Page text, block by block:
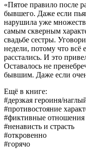
«Пятое правило после
бывшего. Даже если
нарушила уже
самым скверным
свадьбе сестры.
недели, потому что всё
расстались. И это
Оставалось не
бывшим. Даже если
Ещё в книге:
#дерзкая героиня/
#противостояние
#фиктивные отношения
#ненависть и страсть
#откровенно
#горячо